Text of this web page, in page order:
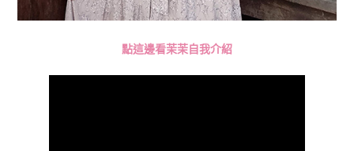
點這邊看茉茉自我介紹